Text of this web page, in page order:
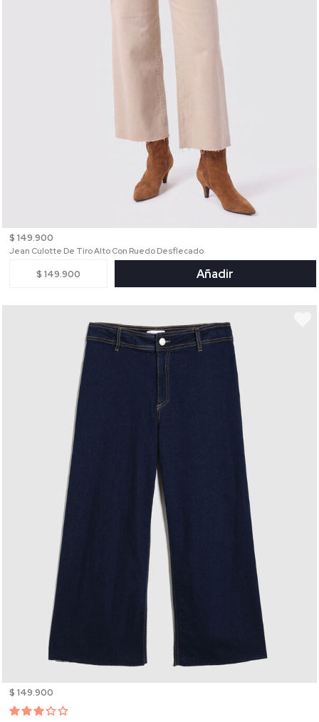
$ 149.900
Jean Culotte De Tiro Alto Con Ruedo Desflecado
$ 149.900 Añadir
$ 149.900